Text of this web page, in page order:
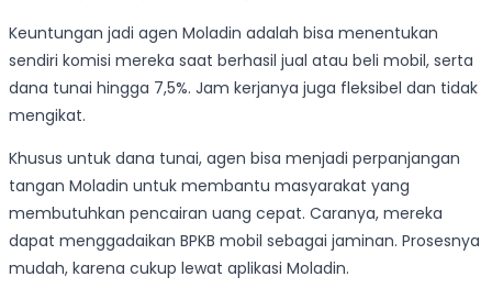
Keuntungan jadi agen Moladin adalah bisa menentukan
sendiri komisi mereka saat berhasil jual atau beli mobil, serta
dana tunai hingga 7,5%. Jam kerjanya juga fleksibel dan tidak
mengikat.
Khusus untuk dana tunai, agen bisa menjadi perpanjangan
tangan Moladin untuk membantu masyarakat yang
membutuhkan pencairan uang cepat. Caranya, mereka
dapat menggadaikan BPKB mobil sebagai jaminan. Prosesnya
mudah, karena cukup lewat aplikasi Moladin.